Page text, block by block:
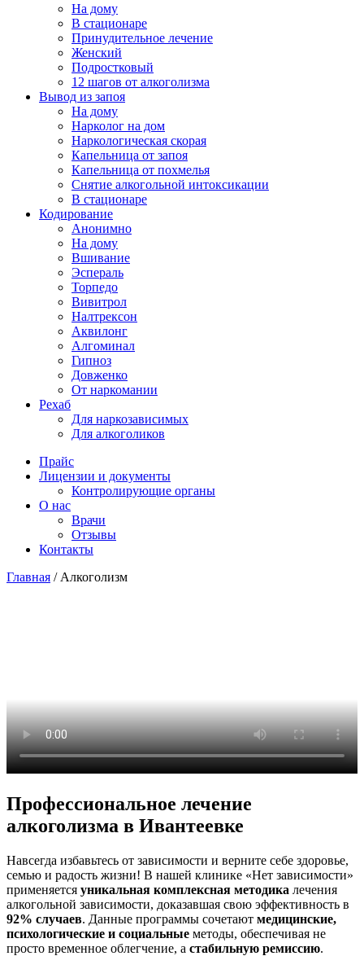
На дому
В стационаре
Принудительное лечение
Женский
Подростковый
12 шагов от алкоголизма
Вывод из запоя
На дому
Нарколог на дом
Наркологическая скорая
Капельница от запоя
Капельница от похмелья
Снятие алкогольной интоксикации
В стационаре
Кодирование
Анонимно
На дому
Вшивание
Эспераль
Торпедо
Вивитрол
Налтрексон
Аквилонг
Алгоминал
Гипноз
Довженко
От наркомании
Рехаб
Для наркозависимых
Для алкоголиков
Прайс
Лицензии и документы
Контролирующие органы
О нас
Врачи
Отзывы
Контакты
Главная / Алкоголизм
Профессиональное лечение
алкоголизма в Ивантеевке
Навсегда избавьтесь от зависимости и верните себе здоровье,
семью и радость жизни! В нашей клинике «Нет зависимости»
применяется уникальная комплексная методика лечения
алкогольной зависимости, доказавшая свою эффективность в
92% случаев. Данные программы сочетают медицинские,
психологические и социальные методы, обеспечивая не
просто временное облегчение, а стабильную ремиссию.